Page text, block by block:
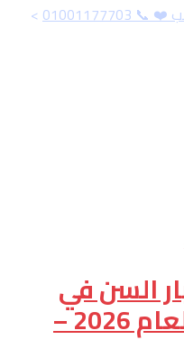
>
السن في
البيت | دليل شامل لعام 2026 –